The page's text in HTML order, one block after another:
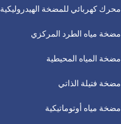
محرك كهربائي للمضخة الهيدروليكية
مضخة مياه الطرد المركزي
مضخة المياه المحيطية
مضخة فتيلة الذاتي
مضخة مياه أوتوماتيكية